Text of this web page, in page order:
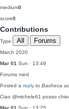
medium0
score0
Contributions
Type All Forums
March 2020
Mar 01 Sun · 13:49
Forums med
Posted a reply to Bacheca
Ciao @michele61 posso
Mar 01 Sun · 13:25